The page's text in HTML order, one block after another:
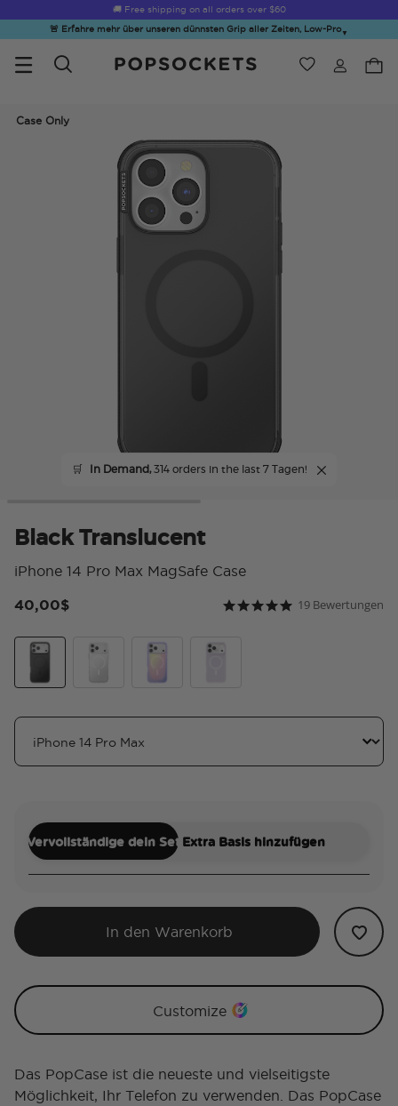
Summer Sendoff Sale is on 🚨 Up to 60% off
🚨 Erfahre mehr über unseren dünnsten Grip aller Zeiten, Low-Pro ▼
Wunschliste
Hello Kitty®
Case Only
🛒 In Demand,314 orders in the last 7 Tagen!
Black Translucent
iPhone 14 Pro Max MagSafe Case
4,2 von 5
4.8 star rating19 Bewertungen
40,00$
Vervollständige dein Set Extra Basis hinzufügen
In den Warenkorb
Customize
Das PopCase ist die neueste und vielseitigste
Möglichkeit, Ihr Telefon zu verwenden. Das PopCase